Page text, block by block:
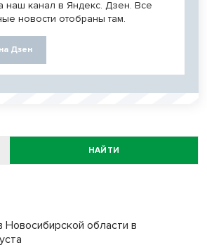
наш канал в Яндекс. Дзен. Все
новости отобраны там.
Дзен
НАЙТИ
области в